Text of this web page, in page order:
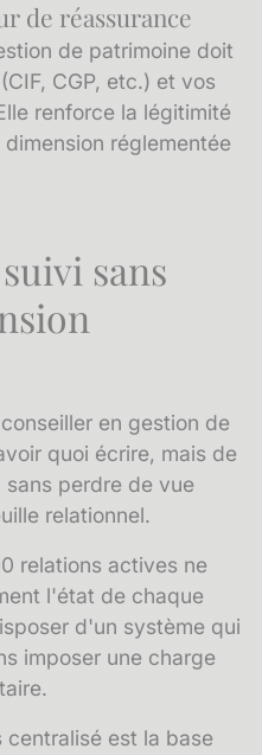
de réassurance
de patrimoine doit
CGP, etc.) et vos
renforce la légitimité
réglementée
sans
en gestion de
quoi écrire, mais de
perdre de vue
relationnel.
relations actives ne
l'état de chaque
d'un système qui
imposer une charge
centralisé est la base